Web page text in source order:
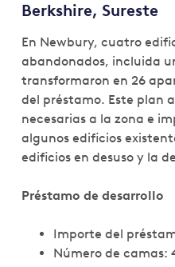
Berkshire, Sureste
En Newbury, cuatro
abandonados, incluida
transformaron en 26
del préstamo. Este plan
necesarias a la zona e
algunos edificios
edificios en desuso y la
Préstamo de desarrollo
Importe del
Número de camas: